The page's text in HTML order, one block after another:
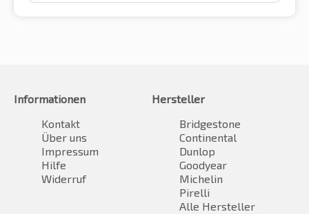
Informationen
Kontakt
Über uns
Impressum
Hilfe
Widerruf
Hersteller
Bridgestone
Continental
Dunlop
Goodyear
Michelin
Pirelli
Alle Hersteller